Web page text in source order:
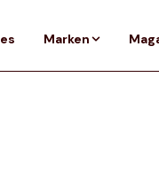
Marken